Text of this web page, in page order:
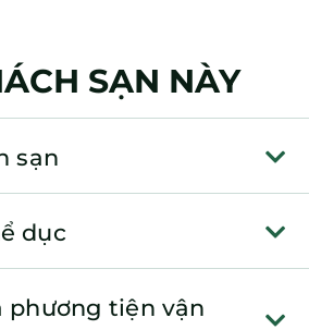
SẠN NÀY
sạn
dục
phương tiện vận